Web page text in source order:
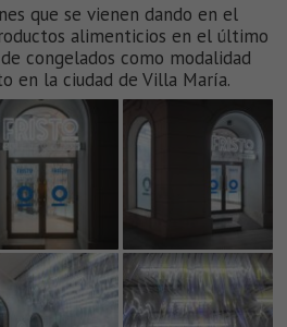
que se vienen dando en el
alimenticios en el último
congelados como modalidad
en la ciudad de Villa María.